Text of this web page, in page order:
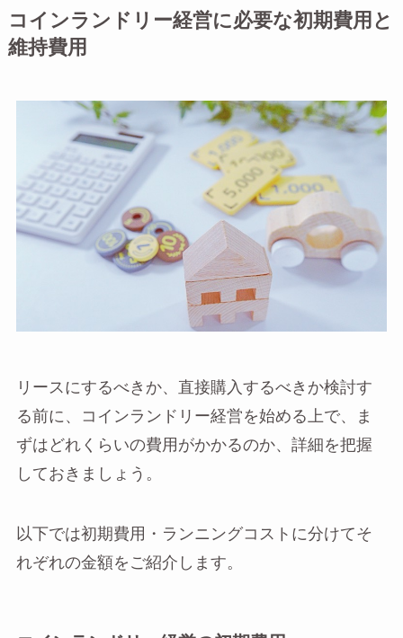
コインランドリー経営に必要な初期費用と
維持費用
リースにするべきか、直接購入するべきか検討す
る前に、コインランドリー経営を始める上で、ま
ずはどれくらいの費用がかかるのか、詳細を把握
しておきましょう。
以下では初期費用・ランニングコストに分けてそ
れぞれの金額をご紹介します。